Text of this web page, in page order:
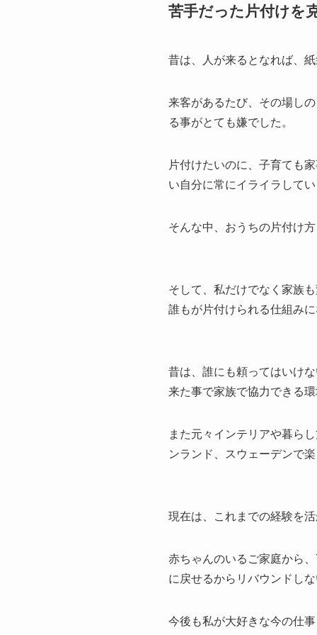
苦手だった片付けを
昔は、人が来るとなれば、
来客があるたび、その場し
る事がとても嫌でした。
片付けたいのに、子育ても
い自分に常にイライラしてい
そんな中、おうちの片付け
そして、私だけでなく家族も
誰もが片付けられる仕組み
昔は、誰にも頼ってはいけ
来た事で家族で協力できる
また元々インテリアや暮ら
ンランド、スウェーデンで
現在は、これまでの経験を
赤ちゃんのいるご家庭から
に戻せるからリバウンドし
今後も私が大好きな今の仕